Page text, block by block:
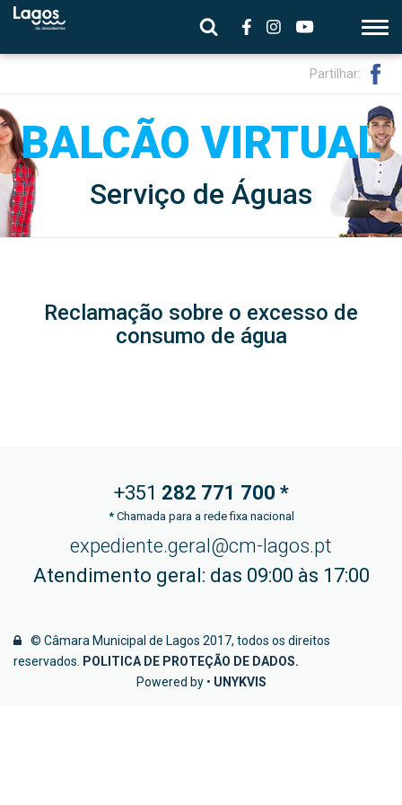
Partilhar:
Serviço de Águas
Reclamação sobre o excesso de
consumo de água
+351 282 771 700 *
*Chamada para a rede fixa nacional
expediente.geral@cm-lagos.pt
Atendimento geral: das 09:00 às 17:00
© Câmara Municipal de Lagos 2017, todos os direitos
reservados.
POLITICA DE PROTEÇÃO DE DADOS.
Powered by • UNYKVIS